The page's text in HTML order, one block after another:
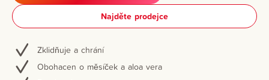
Najděte prodejce
Zklidňuje a chrání
Obohacen o měsíček a aloa vera